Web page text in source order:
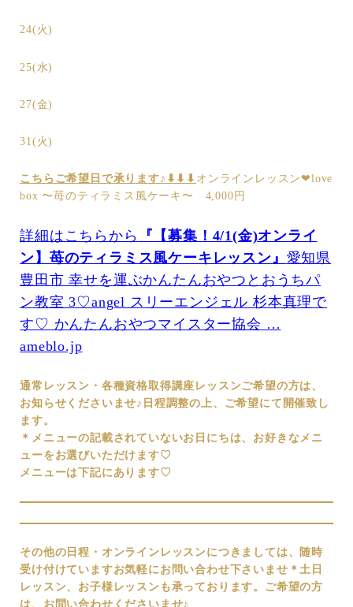
24(火)
25(水)
27(金)
31(火)
こちらご希望日で承ります♪⬇︎⬇︎⬇︎ オンラインレッスン❤︎love
box 〜苺のティラミス風ケーキ〜 4,000円
詳細はこちらから
『【募集！4/1(金)オンライ
ン】苺のティラミス風ケーキレッスン』 愛知県
豊田市 幸せを運ぶかんたんおやつとおうちパ
ン教室 3♡angel スリーエンジェル 杉本真理で
す♡ かんたんおやつマイスター協会 …
ameblo.jp
通常レッスン・各種資格取得講座 レッスンご希望の方は、
お知らせくださいませ♪ 日程調整の上、ご希望にて開催致し
ます。
＊メニューの記載されていないお日にちは、お好きなメニ
ューをお選びいただけます♡
メニューは下記にあります♡
その他の日程 ・オンラインレッスンにつきましては、随時
受け付けていますお気軽にお問い合わせ下さいませ ＊土日
レッスン、お子様レッスンも承っております。 ご希望の方
は、お問い合わせくださいませ♪